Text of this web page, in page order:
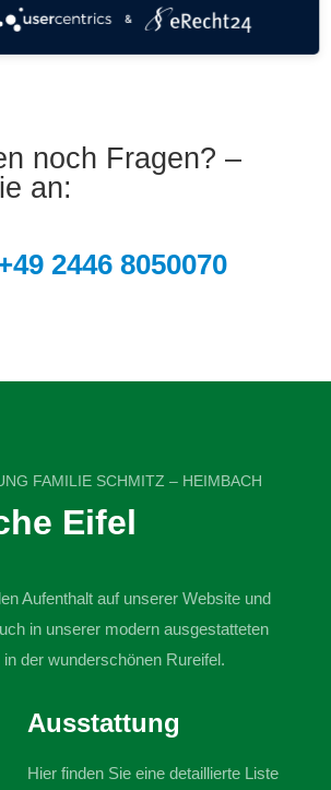
noch Fragen? –
an:
2446 8050070
FAMILIE SCHMITZ – HEIMBACH
Eifel
Aufenthalt auf unserer Website und
in unserer modern ausgestatteten
der wunderschönen Rureifel.
Ausstattung
Hier finden Sie eine detaillierte Liste
&